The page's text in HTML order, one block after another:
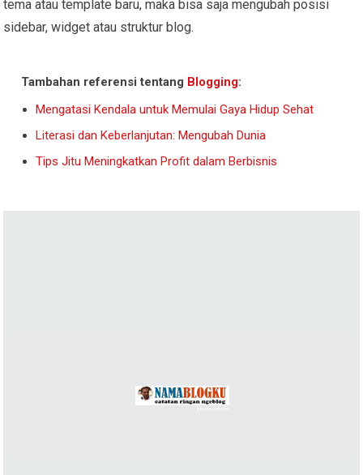
tema atau template baru, maka bisa saja mengubah posisi
sidebar, widget atau struktur blog.
Tambahan referensi tentang Blogging:
Mengatasi Kendala untuk Memulai Gaya Hidup Sehat
Literasi dan Keberlanjutan: Mengubah Dunia
Tips Jitu Meningkatkan Profit dalam Berbisnis